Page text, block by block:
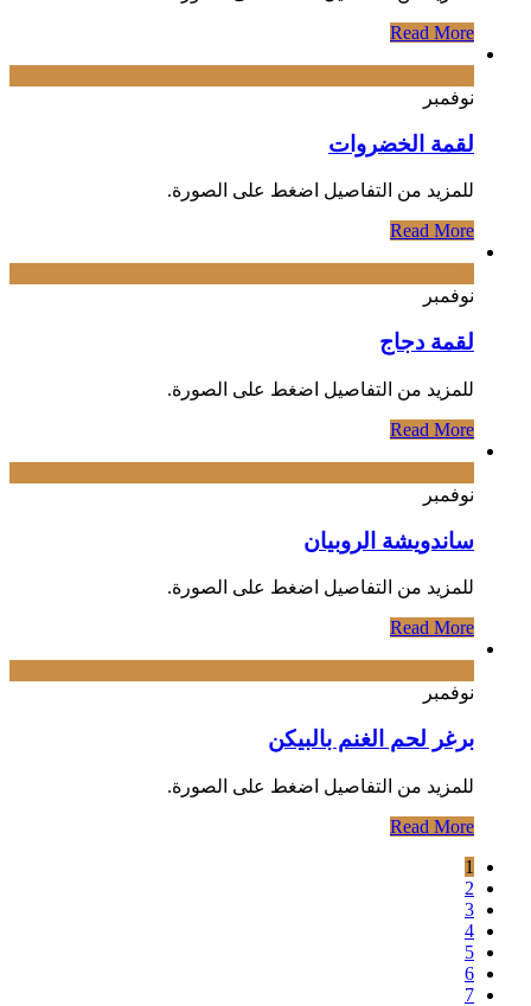
Read More
نوفمبر
لقمة الخضروات
‌للمزيد من التفاصيل اضغط على الصورة.
Read More
نوفمبر
لقمة دجاج
‌للمزيد من التفاصيل اضغط على الصورة.
Read More
نوفمبر
ساندويشة الروبيان
‌للمزيد من التفاصيل اضغط على الصورة.
Read More
نوفمبر
برغر لحم الغنم بالبيكن
‌للمزيد من التفاصيل اضغط على الصورة.
Read More
1
2
3
4
5
6
7